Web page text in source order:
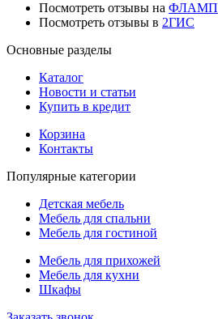
Посмотреть отзывы на ФЛАМП
Посмотреть отзывы в 2ГИС
Основные разделы
Каталог
Новости и статьи
Купить в кредит
Корзина
Контакты
Популярные категории
Детская мебель
Мебель для спальни
Мебель для гостиной
Мебель для прихожей
Мебель для кухни
Шкафы